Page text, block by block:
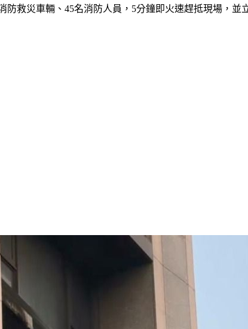
救災車輛、45名消防人員，5分鐘即火速趕抵現場，